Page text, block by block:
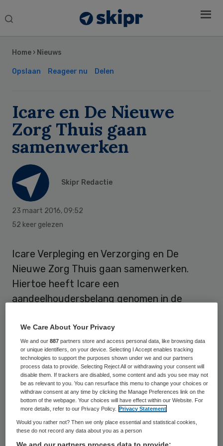
Search
Home › Nieuws
Opslaan Reageer nu Delen
Icare en De Nieuwe
Zorg Thuis gaan
samenwerken
Skipr Redactie
23 maart 2016, 09:52
52 keer gelezen
Icare Verpleging en Verzorging en De
Nieuwe Zorg Thuis gaan samenwerken.
Hiertoe heeft Icare een
aandeelhoudersbelang genomen in de
De veranderingen in de zorg nopen de twee
organisaties tot samenwerking. “Deze
samenwerking zorgt ervoor dat we de klant
ook in de toekomst kunnen ondersteunen”,
zegt Dennis van Achthoven, directeur
Verpleging en Verzorging. Volgens hem
raken de taken die de gemeente vanuit de
wmo voor haar burgers organiseert, meer
Sidebar
We Care About Your Privacy
We and our887 partners store and access personal data, like browsing data
or unique identifiers, on your device. Selecting I Accept enables tracking
technologies to support the purposes shown under we and our partners
process data to provide. Selecting Reject All or withdrawing your consent will
disable them. If trackers are disabled, some content and ads you see may not
be as relevant to you. You can resurface this menu to change your choices or
withdraw consent at any time by clicking the Manage Preferences link on the
bottom of the webpage. Your choices will have effect within our Website. For
more details, refer to our Privacy Policy.
Privacy Statement
Would you rather not? Then we only place essential and statistical cookies,
these do not record any data about you as a person
We and our partners process data to provide: